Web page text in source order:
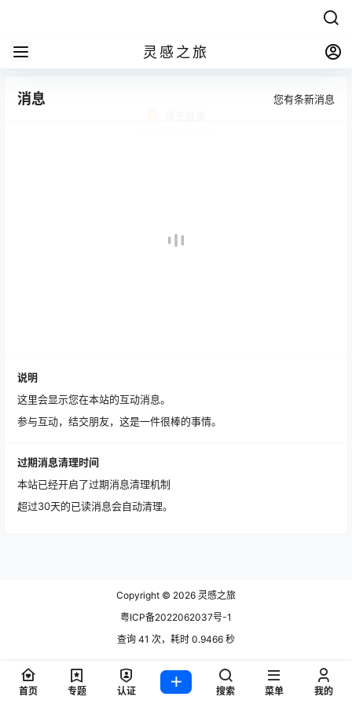
灵感之旅
消息 您有条新消息
说明
这里会显示您在本站的互动消息。
参与互动，结交朋友，这是一件很棒的事情。
过期消息清理时间
本站已经开启了过期消息清理机制
超过30天的已读消息会自动清理。
Copyright © 2026 灵感之旅
粤ICP备2022062037号-1
查询 41 次，耗时 0.9466 秒
首页 专题 认证 搜索 菜单 我的